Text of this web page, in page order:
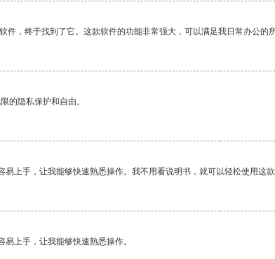
件，终于找到了它。这款软件的功能非常强大，可以满足我日常办公的
的隐私保护和自由。
上手，让我能够快速熟悉操作。我不用看说明书，就可以轻松使用这款
上手，让我能够快速熟悉操作。